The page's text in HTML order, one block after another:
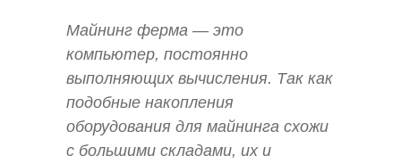
Майнинг ферма — это
компьютер, постоянно
выполняющих вычисления. Так как
подобные накопления
оборудования для майнинга схожи
с большими складами, их и